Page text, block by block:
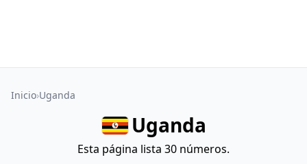
Inicio Uganda
Uganda
Esta página lista 30 números.